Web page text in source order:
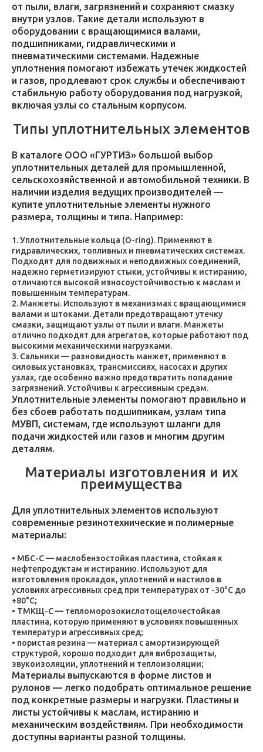
от пыли, влаги, загрязнений и сохраняют смазку
внутри узлов. Такие детали используют в
оборудовании с вращающимися валами,
подшипниками, гидравлическими и
пневматическими системами. Надежные
уплотнения помогают избежать утечек жидкостей
и газов, продлевают срок службы и обеспечивают
стабильную работу оборудования под нагрузкой,
включая узлы со стальным корпусом.
Типы уплотнительных элементов
В каталоге ООО «ГУРТИЗ» большой выбор
уплотнительных деталей для промышленной,
сельскохозяйственной и автомобильной техники. В
наличии изделия ведущих производителей —
купите уплотнительные элементы нужного
размера, толщины и типа. Например:
Уплотнительные кольца (O-ring). Применяют в
гидравлических, топливных и пневматических системах.
Подходят для подвижных и неподвижных соединений,
надежно герметизируют стыки, устойчивы к истиранию,
отличаются высокой износоустойчивостью к маслам и
повышенным температурам.
Манжеты. Используют в механизмах с вращающимися
валами и штоками. Детали предотвращают утечку
смазки, защищают узлы от пыли и влаги. Манжеты
отлично подходят для агрегатов, которые работают под
высокими механическими нагрузками.
Сальники — разновидность манжет, применяют в
силовых установках, трансмиссиях, насосах и других
узлах, где особенно важно предотвратить попадание
загрязнений. Устойчивы к агрессивным средам.
Уплотнительные элементы помогают правильно и
без сбоев работать подшипникам, узлам типа
МУВП, системам, где используют шланги для
подачи жидкостей или газов и многим другим
деталям.
Материалы изготовления и их
преимущества
Для уплотнительных элементов используют
современные резинотехнические и полимерные
материалы:
МБС-С — маслобензостойкая пластина, стойкая к
нефтепродуктам и истиранию. Используют для
изготовления прокладок, уплотнений и настилов в
условиях агрессивных сред при температурах от -30°C до
+80°C;
ТМКЩ-С — тепломорозокислотощелочестойкая
пластина, которую применяют в условиях повышенных
температур и агрессивных сред;
пористая резина — материал с амортизирующей
структурой, хорошо подходит для виброзащиты,
звукоизоляции, уплотнений и теплоизоляции;
Материалы выпускаются в форме листов и
рулонов — легко подобрать оптимальное решение
под конкретные размеры и нагрузки. Пластины и
листы устойчивы к маслам, истиранию и
механическим воздействиям. При необходимости
доступны варианты разной толщины.